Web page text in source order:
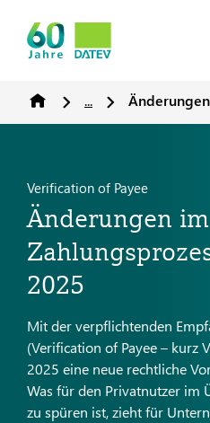
...
Verification of Payee
Änderungen im
2025
Mit der verpflichtenden
(Verification of Payee – kurz
2025 eine neue rechtliche
Was für den Privatnutzer im
zu spüren ist, zieht für